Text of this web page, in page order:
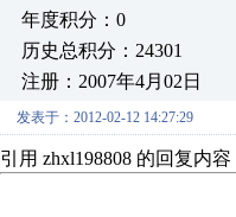
年度积分：0
历史总积分：24301
注册：2007年4月02日
发表于：2012-02-12 14:27:29
引用 zhxl198808 的回复内